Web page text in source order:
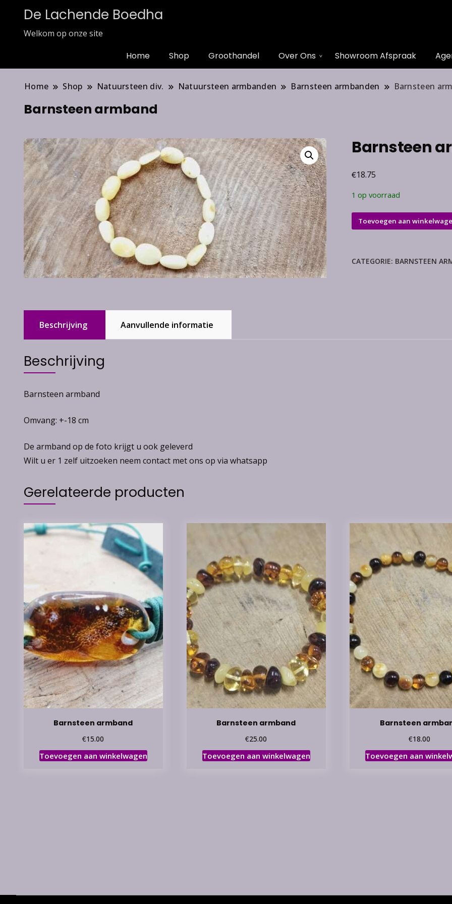
De Lachende Boedha
Welkom op onze site
Home Shop Groothandel Over Ons Showroom Afspraak
Home Shop Natuursteen div. Natuursteen armbanden Barnsteen armbanden Barnsteen
Barnsteen armband
Barnsteen
€18.75
1 op voorraad
Barnsteen
armband
Toevoegen aan
CATEGORIE: BARNSTEEN
Beschrijving Aanvullende informatie
Beschrijving
Barnsteen armband
Omvang: +-18 cm
De armband op de foto krijgt u ook geleverd
Wilt u er 1 zelf uitzoeken neem contact met ons op via whatsapp
Gerelateerde producten
Barnsteen armband
€15.00
Toevoegen aan winkelwagen
Barnsteen armband
€25.00
Toevoegen aan winkelwagen
Barnsteen
€18.00
Toevoegen aan